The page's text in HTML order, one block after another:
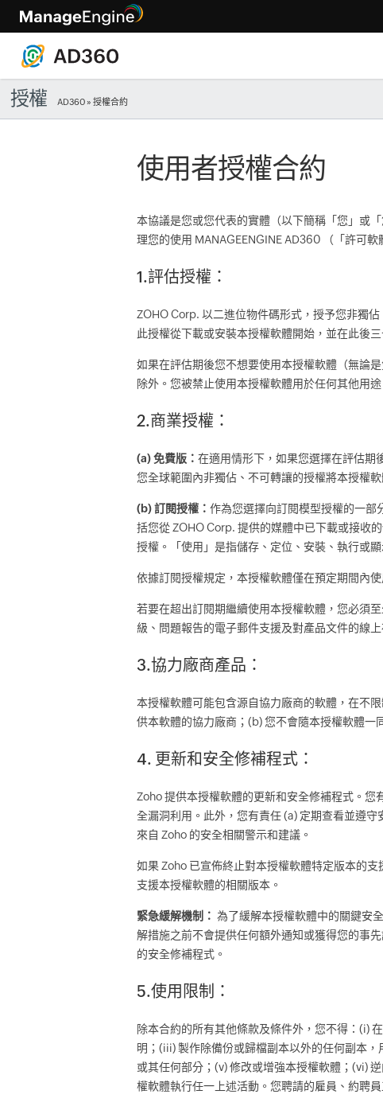
授權 AD360 » 授權合約
使用者授權合約
本協議是您或您代表的實體（以下簡稱「您」或
理您的使用 MANAGEENGINE AD360 （「許可軟
1.評估授權：
ZOHO Corp. 以二進位物件碼形式，授予您非獨
此授權從下載或安裝本授權軟體開始，並在此後
如果在評估期後您不想要使用本授權軟體（無論
除外。您被禁止使用本授權軟體用於任何其他用
2.商業授權：
(a) 免費版： 在適用情形下，如果您選擇在評估期
您全球範圍內非獨佔、不可轉讓的授權將本授權
(b) 訂閱授權： 作為您選擇向訂閱模型授權的一部
括您從 ZOHO Corp. 提供的媒體中已下載或接收
授權。「使用」是指儲存、定位、安裝、執行或
依據訂閱授權規定，本授權軟體僅在預定期間內
若要在超出訂閱期繼續使用本授權軟體，您必須
級、問題報告的電子郵件支援及對產品文件的線
3.協力廠商產品：
本授權軟體可能包含源自協力廠商的軟體，在不
供本軟體的協力廠商；(b) 您不會隨本授權軟體一
4. 更新和安全修補程式：
Zoho 提供本授權軟體的更新和安全修補程式。
全漏洞利用。此外，您有責任 (a) 定期查看並遵
來自 Zoho 的安全相關警示和建議。
如果 Zoho 已宣佈終止對本授權軟體特定版本的
支援本授權軟體的相關版本。
緊急緩解機制： 為了緩解本授權軟體中的關鍵安
解措施之前不會提供任何額外通知或獲得您的事
的安全修補程式。
5.使用限制：
除本合約的所有其他條款及條件外，您不得：(i)
明；(iii) 製作除備份或歸檔副本以外的任何副本
或其任何部分；(v) 修改或增強本授權軟體；(vi)
權軟體執行任一上述活動。您聘請的雇員、約聘